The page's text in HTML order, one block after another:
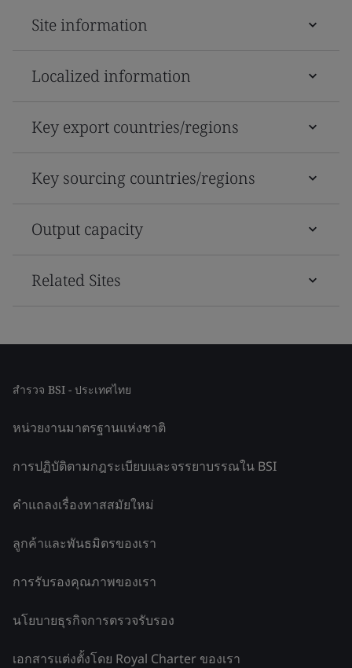
Site information
Localized information
Key export countries/regions
Key sourcing countries/regions
Output capacity
Related Sites
สำรวจ BSI - ประเทศไทย
หน่วยงานมาตรฐานแห่งชาติ
การปฏิบัติตามกฎระเบียบและจรรยาบรรณใน BSI
คำแถลงเรื่องทาสสมัยใหม่
ลูกค้าและพันธมิตรของเรา
การรับรองคุณภาพของเรา
นโยบายธุรกิจการตรวจรับรอง
เอกสารแต่งตั้งโดย Royal Charter ของเรา